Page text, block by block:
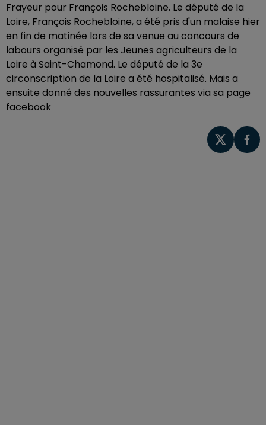
Frayeur pour François Rochebloine. Le député de la
Loire, François Rochebloine, a été pris d'un malaise hier
en fin de matinée lors de sa venue au concours de
labours organisé par les Jeunes agriculteurs de la
Loire à Saint-Chamond. Le député de la 3e
circonscription de la Loire a été hospitalisé. Mais a
ensuite donné des nouvelles rassurantes via sa page
facebook